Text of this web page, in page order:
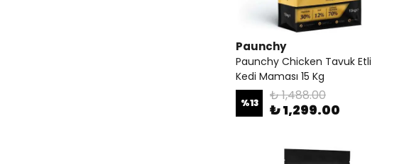
Paunchy
Paunchy Chicken Tavuk Etli
Kedi Maması 15 Kg
%13 ₺ 1,488.00
₺ 1,299.00